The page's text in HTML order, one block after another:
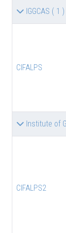
IGGCAS ( 1 )
CIFALPS
Institute of
CIFALPS2